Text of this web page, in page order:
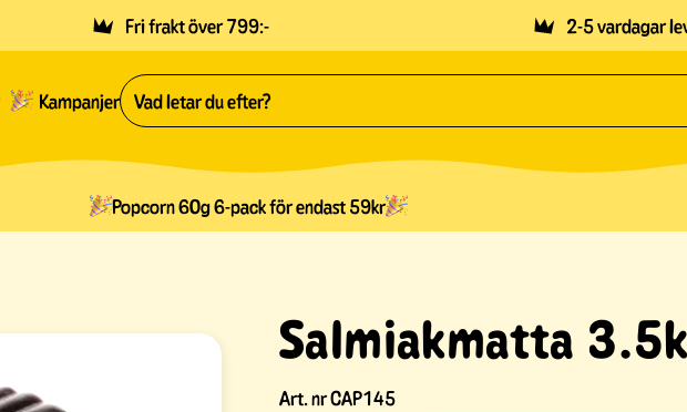
Fri frakt över 799:- 2-5 vardagar
Kampanjer
Popcorn 60g 6-pack för endast 59kr
Salmiakmatta
Art. nrCAP145